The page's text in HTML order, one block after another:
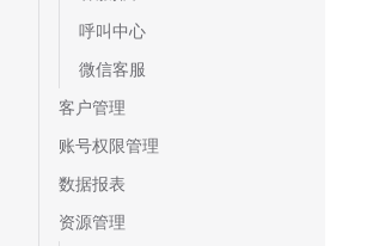
呼叫中心
微信客服
客户管理
账号权限管理
数据报表
资源管理